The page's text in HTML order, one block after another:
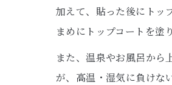
加えて、貼った後にトッ
まめにトップコートを塗
また、温泉やお風呂から
が、高温・湿気に負けな